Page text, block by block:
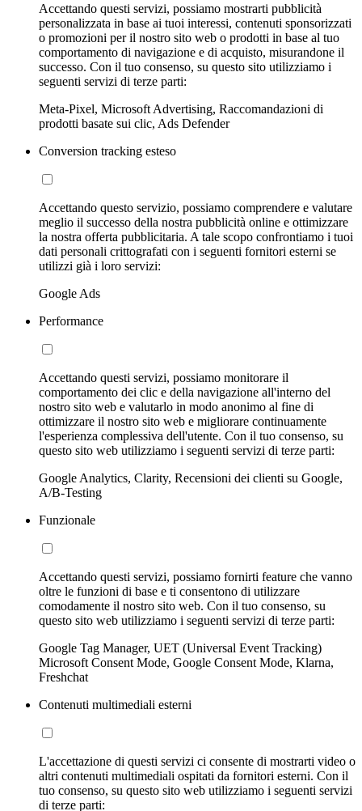
Accettando questi servizi, possiamo mostrarti pubblicità
personalizzata in base ai tuoi interessi, contenuti sponsorizzati
o promozioni per il nostro sito web o prodotti in base al tuo
comportamento di navigazione e di acquisto, misurandone il
successo. Con il tuo consenso, su questo sito utilizziamo i
seguenti servizi di terze parti:
Meta-Pixel, Microsoft Advertising, Raccomandazioni di
prodotti basate sui clic, Ads Defender
Conversion tracking esteso
Accettando questo servizio, possiamo comprendere e valutare
meglio il successo della nostra pubblicità online e ottimizzare
la nostra offerta pubblicitaria. A tale scopo confrontiamo i tuoi
dati personali crittografati con i seguenti fornitori esterni se
utilizzi già i loro servizi:
Google Ads
Performance
Accettando questi servizi, possiamo monitorare il
comportamento dei clic e della navigazione all'interno del
nostro sito web e valutarlo in modo anonimo al fine di
ottimizzare il nostro sito web e migliorare continuamente
l'esperienza complessiva dell'utente. Con il tuo consenso, su
questo sito web utilizziamo i seguenti servizi di terze parti:
Google Analytics, Clarity, Recensioni dei clienti su Google,
A/B-Testing
Funzionale
Accettando questi servizi, possiamo fornirti feature che vanno
oltre le funzioni di base e ti consentono di utilizzare
comodamente il nostro sito web. Con il tuo consenso, su
questo sito web utilizziamo i seguenti servizi di terze parti:
Google Tag Manager, UET (Universal Event Tracking)
Microsoft Consent Mode, Google Consent Mode, Klarna,
Freshchat
Contenuti multimediali esterni
L'accettazione di questi servizi ci consente di mostrarti video o
altri contenuti multimediali ospitati da fornitori esterni. Con il
tuo consenso, su questo sito web utilizziamo i seguenti servizi
di terze parti: